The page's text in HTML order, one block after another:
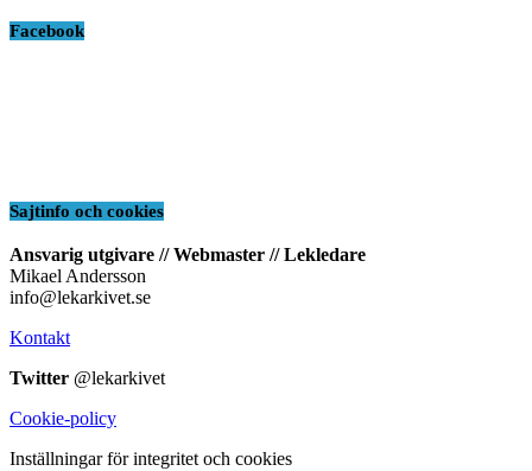
Facebook
Sajtinfo och cookies
Ansvarig utgivare // Webmaster // Lekledare
Mikael Andersson
info@lekarkivet.se
Kontakt
Twitter @lekarkivet
Cookie-policy
Inställningar för integritet och cookies